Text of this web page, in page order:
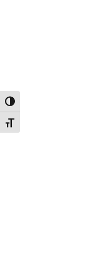
Nagy kontraszt váltása
Betűméret váltása